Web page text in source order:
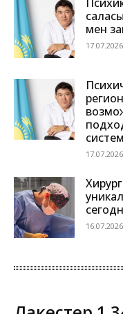
мен
17.07.2026
17.07.2026
16.07.2026